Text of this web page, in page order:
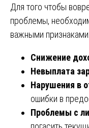
Для того чтобы
проблемы,
важными признаками:
Снижение
Невыплата
Нарушения в
ошибки в
Проблемы с